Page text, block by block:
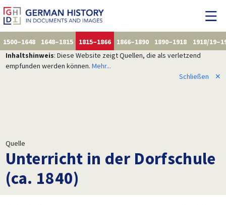
1500–1648 1648–1815 1815–1866 1866–1890 1890–1918
1918/
Inhaltshinweis: Diese Website zeigt Quellen, die als verletzend
empfunden werden können. Mehr...
Schließen
✕
Quelle
Unterricht in der Dorfschule
(ca. 1840)